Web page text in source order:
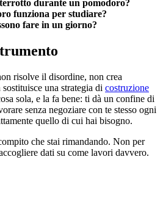
durante un pomodoro?
funziona per studiare?
fare in un giorno?
risolve il disordine, non crea
una strategia di costruzione
sola, e la fa bene: ti dà un confine di
senza negoziare con te stesso ogni
quello di cui hai bisogno.
che stai rimandando. Non per
dati su come lavori davvero.